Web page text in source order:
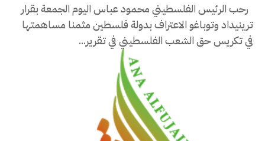
رحب الرئيس الفلسطيني محمود عباس اليوم الجمعة بقرار
ترينيداد وتوباغو الاعتراف بدولة فلسطين مثمنا مساهمتها
في تكريس حق الشعب الفلسطيني في تقرير...